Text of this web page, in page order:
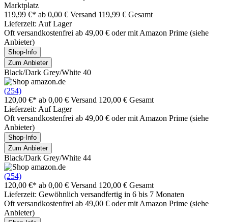
Marktplatz
119,99 €* ab 0,00 € Versand 119,99 € Gesamt
Lieferzeit: Auf Lager
Oft versandkostenfrei ab 49,00 € oder mit Amazon Prime (siehe
Anbieter)
Shop-Info
Zum Anbieter
Black/Dark Grey/White 40
(254)
120,00 €* ab 0,00 € Versand 120,00 € Gesamt
Lieferzeit: Auf Lager
Oft versandkostenfrei ab 49,00 € oder mit Amazon Prime (siehe
Anbieter)
Shop-Info
Zum Anbieter
Black/Dark Grey/White 44
(254)
120,00 €* ab 0,00 € Versand 120,00 € Gesamt
Lieferzeit: Gewöhnlich versandfertig in 6 bis 7 Monaten
Oft versandkostenfrei ab 49,00 € oder mit Amazon Prime (siehe
Anbieter)